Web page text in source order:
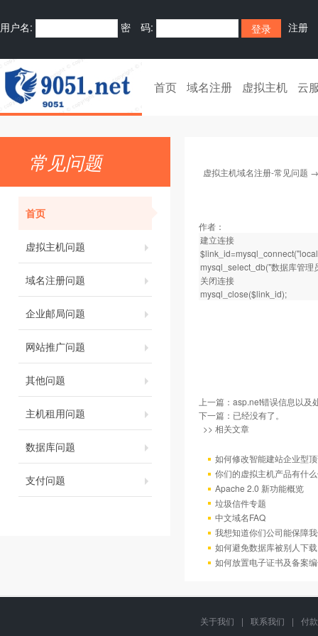
用户名: 密 码: 注册
首页 域名注册 虚拟主机 云
常见问题
首页
虚拟主机问题
域名注册问题
企业邮局问题
网站推广问题
其他问题
主机租用问题
数据库问题
支付问题
虚拟主机域名注册-常见问题
作者：
建立连接
mysql_select_db("数据库管理
关闭连接
mysql_close($link_id);
上一篇： asp.net错误信息以及
下一篇：已经没有了。
>> 相关文章
如何修改智能建站企业型
你们的虚拟主机产品有什
Apache 2.0 新功能概览
垃圾信件专题
中文域名FAQ
我想知道你们公司能保障
如何避免数据库被别人下
如何放置电子证书及备案
关于我们 | 联系我们 |
付